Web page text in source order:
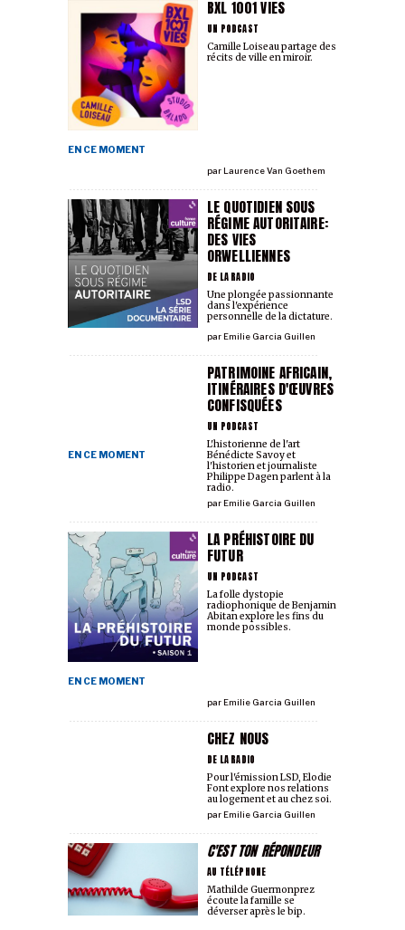
BXL 1001 VIES
UN PODCAST
EN CE MOMENT
parLaurence Van Goethem
Camille Loiseau partage des
récits de ville en miroir.
LE QUOTIDIEN SOUS
RÉGIME AUTORITAIRE:
DES VIES
ORWELLIENNES
DE LA RADIO
parEmilie Garcia Guillen
Une plongée passionnante
dans l'expérience
personnelle de la dictature.
PATRIMOINE AFRICAIN,
ITINÉRAIRES D'ŒUVRES
CONFISQUÉES
UN PODCAST
EN CE MOMENT
parEmilie Garcia Guillen
L'historienne de l'art
Bénédicte Savoy et
l'historien et journaliste
Philippe Dagen parlent à la
radio.
LA PRÉHISTOIRE DU
FUTUR
UN PODCAST
EN CE MOMENT
parEmilie Garcia Guillen
La folle dystopie
radiophonique de Benjamin
Abitan explore les fins du
monde possibles.
CHEZ NOUS
DE LA RADIO
parEmilie Garcia Guillen
Pour l'émission LSD, Elodie
Font explore nos relations
au logement et au chez soi.
C'EST TON RÉPONDEUR
AU TÉLÉPHONE
Mathilde Guermonprez
écoute la famille se
déverser après le bip.